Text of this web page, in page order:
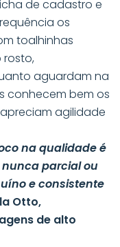
de cadastro e
os
toalhinhas
rosto,
aguardam na
conhecem bem os
agilidade
na qualidade é
parcial ou
e consistente
Otto,
de alto